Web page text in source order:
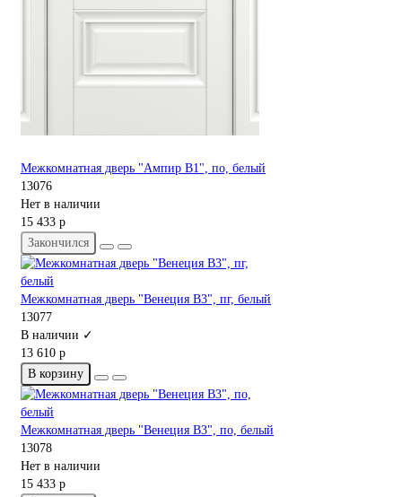
Межкомнатная дверь "Ампир В1", по, белый
13076
Нет в наличии
15 433 р
Закончился
Межкомнатная дверь "Венеция В3", пг, белый
13077
В наличии ✓
13 610 р
В корзину
Межкомнатная дверь "Венеция В3", по, белый
13078
Нет в наличии
15 433 р